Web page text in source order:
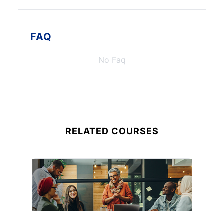
FAQ
No Faq
RELATED COURSES